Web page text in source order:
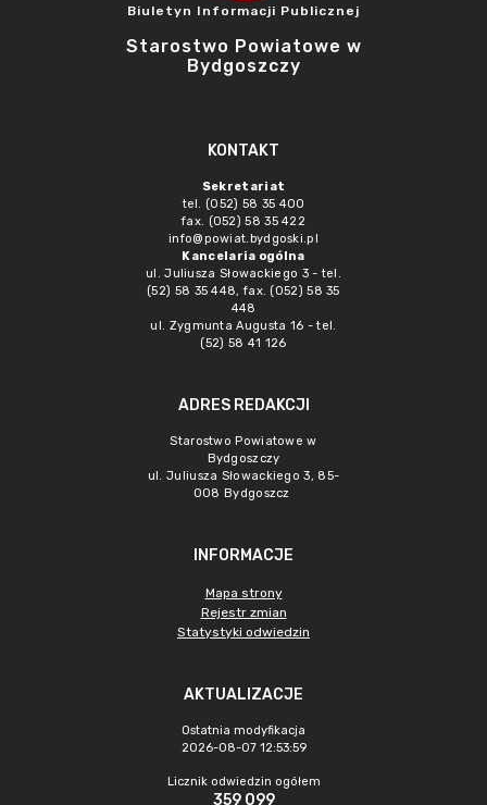
Biuletyn Informacji Publicznej
Starostwo Powiatowe w
Bydgoszczy
KONTAKT
Sekretariat
tel. (052) 58 35 400
fax. (052) 58 35 422
info@powiat.bydgoski.pl
Kancelaria ogólna
ul. Juliusza Słowackiego 3 - tel.
(52) 58 35 448, fax. (052) 58 35
448
ul. Zygmunta Augusta 16 - tel.
(52) 58 41 126
ADRES REDAKCJI
Starostwo Powiatowe w
Bydgoszczy
ul. Juliusza Słowackiego 3, 85-
008 Bydgoszcz
INFORMACJE
Mapa strony
Rejestr zmian
Statystyki odwiedzin
AKTUALIZACJE
Ostatnia modyfikacja
2026-08-07 12:53:59
Licznik odwiedzin ogółem
359 099